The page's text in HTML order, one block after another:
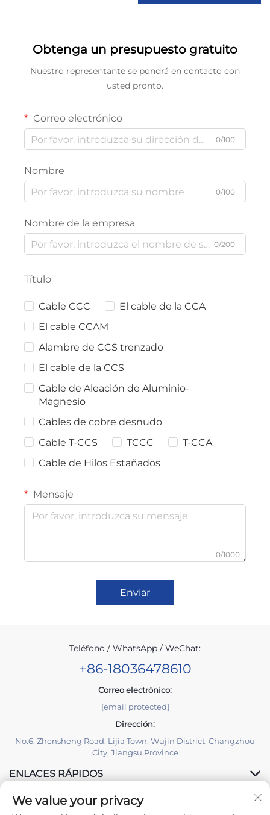
Obtenga un presupuesto gratuito
Nuestro representante se pondrá en contacto con
usted pronto.
Correo electrónico
0/100
Nombre
0/100
Nombre de la empresa
0/200
Título
Cable CCC
El cable de la CCA
El cable CCAM
Alambre de CCS trenzado
El cable de la CCS
Cable de Aleación de Aluminio-
Magnesio
Cables de cobre desnudo
Cable T-CCS
TCCC
T-CCA
Cable de Hilos Estañados
Mensaje
0/1000
Enviar
Teléfono / WhatsApp / WeChat:
+86-18036478610
Correo electrónico:
[email protected]
Dirección:
No.6, Zhensheng Road, Lijia Town, Wujin District, Changzhou
City, Jiangsu Province
ENLACES RÁPIDOS
PRODUCTOS
We value your privacy